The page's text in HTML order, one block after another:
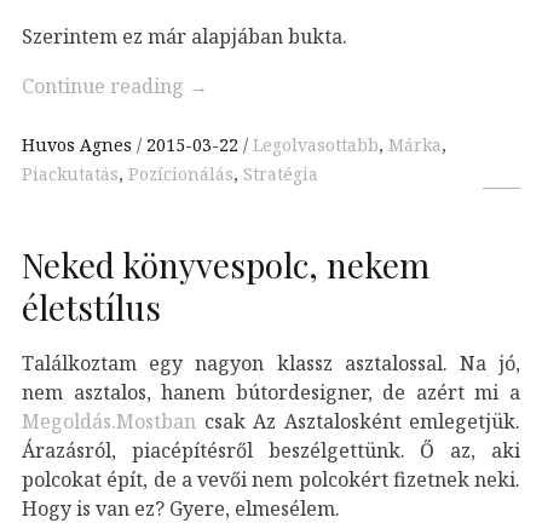
Szerintem ez már alapjában bukta.
Continue reading →
Huvos Agnes 2015-03-22 Legolvasottabb, Márka,
Piackutatás, Pozícionálás, Stratégia
Neked könyvespolc, nekem
életstílus
Találkoztam egy nagyon klassz asztalossal. Na jó,
nem asztalos, hanem bútordesigner, de azért mi a
Megoldás.Mostban csak Az Asztalosként emlegetjük.
Árazásról, piacépítésről beszélgettünk. Ő az, aki
polcokat épít, de a vevői nem polcokért fizetnek neki.
Hogy is van ez? Gyere, elmesélem.